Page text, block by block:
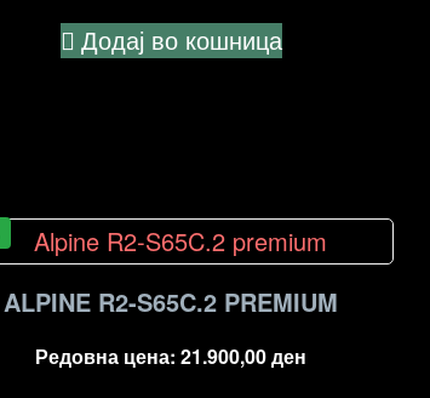
Додај во кошница
ALPINE R2-S65C.2 PREMIUM
Редовна цена:21.900,00ден